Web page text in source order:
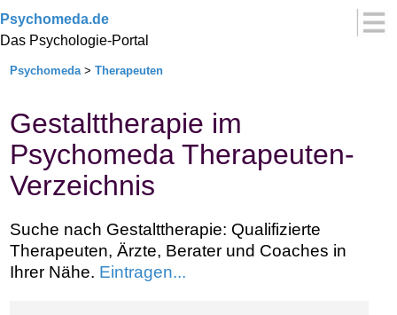
Psychomeda.de
Das Psychologie-Portal
Psychomeda>Therapeuten
Gestalttherapie im
Psychomeda Therapeuten-
Verzeichnis
Suche nach Gestalttherapie: Qualifizierte
Therapeuten, Ärzte, Berater und Coaches in
Ihrer Nähe. Eintragen...